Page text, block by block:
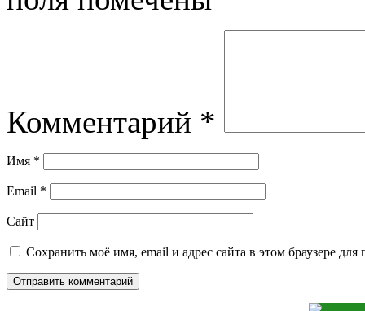
Комментарий *
Имя *
Email *
Сайт
Сохранить моё имя, email и адрес сайта в этом браузере